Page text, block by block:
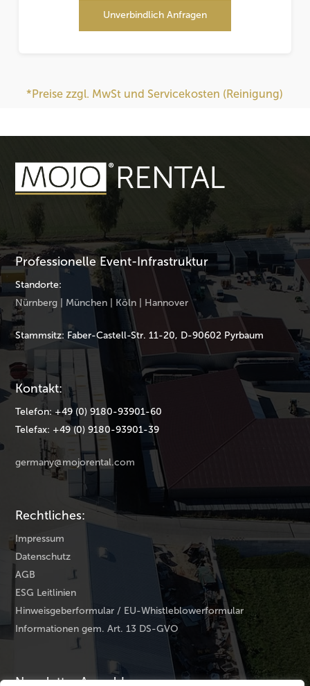
Unverbindlich Anfragen
*Preise zzgl. MwSt und Servicekosten (Reinigung)
Professionelle Event-Infrastruktur
Standorte:
Nürnberg | München | Köln | Hannover
Stammsitz: Faber-Castell-Str. 11-20, D-90602 Pyrbaum
Kontakt:
Telefon: +49 (0) 9180-93901-60
Telefax: +49 (0) 9180-93901-39
germany@mojorental.com
Rechtliches:
Impressum
Datenschutz
AGB
ESG Leitlinien
Hinweisgeberformular / EU-Whistleblowerformular
Informationen gem. Art. 13 DS-GVO
Newsletter Anmeldung